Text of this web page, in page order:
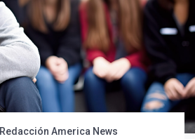
Redacción America News